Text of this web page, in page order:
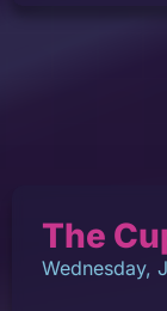
The
Wednesday,